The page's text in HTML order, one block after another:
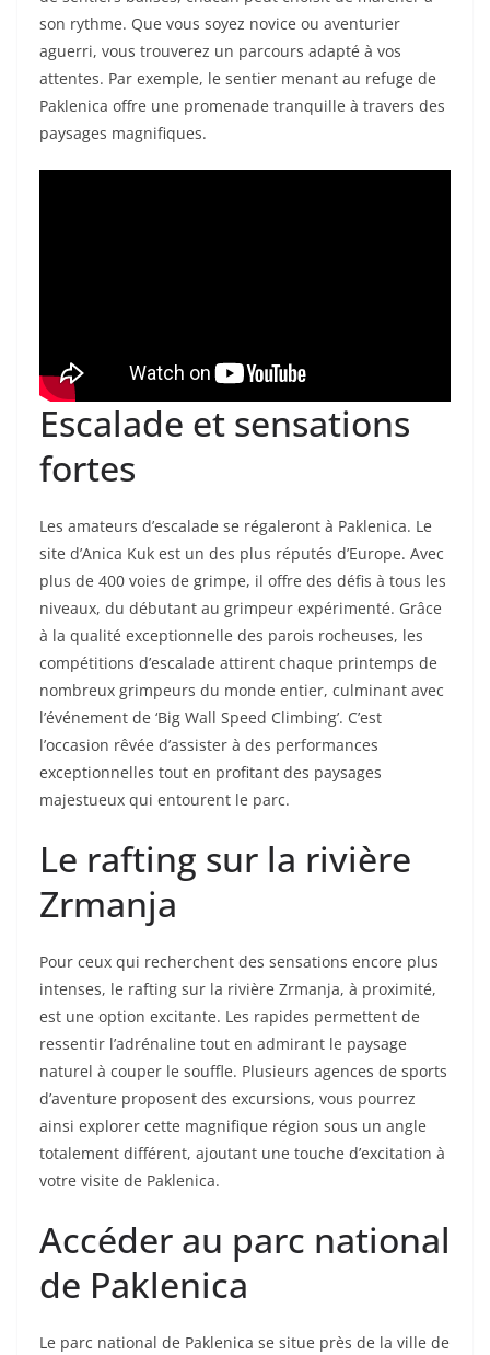
son rythme. Que vous soyez novice ou aventurier
aguerri, vous trouverez un parcours adapté à vos
attentes. Par exemple, le sentier menant au refuge de
Paklenica offre une promenade tranquille à travers des
paysages magnifiques.
Escalade et sensations
fortes
Les amateurs d’escalade se régaleront à Paklenica. Le
site d’Anica Kuk est un des plus réputés d’Europe. Avec
plus de 400 voies de grimpe, il offre des défis à tous les
niveaux, du débutant au grimpeur expérimenté. Grâce
à la qualité exceptionnelle des parois rocheuses, les
compétitions d’escalade attirent chaque printemps de
nombreux grimpeurs du monde entier, culminant avec
l’événement de ‘Big Wall Speed Climbing’. C’est
l’occasion rêvée d’assister à des performances
exceptionnelles tout en profitant des paysages
majestueux qui entourent le parc.
Le rafting sur la rivière
Zrmanja
Pour ceux qui recherchent des sensations encore plus
intenses, le rafting sur la rivière Zrmanja, à proximité,
est une option excitante. Les rapides permettent de
ressentir l’adrénaline tout en admirant le paysage
naturel à couper le souffle. Plusieurs agences de sports
d’aventure proposent des excursions, vous pourrez
ainsi explorer cette magnifique région sous un angle
totalement différent, ajoutant une touche d’excitation à
votre visite de Paklenica.
Accéder au parc national
de Paklenica
Le parc national de Paklenica se situe près de la ville de